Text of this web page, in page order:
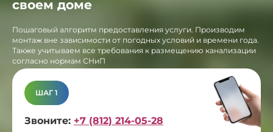
своем доме
Пошаговый алгоритм предоставления услуги. Производим
монтаж вне зависимости от погодных условий и времени года.
Также учитываем все требования к размещению канализации
согласно нормам СНиП
ШАГ 1
Звоните: +7 (812) 214-05-28